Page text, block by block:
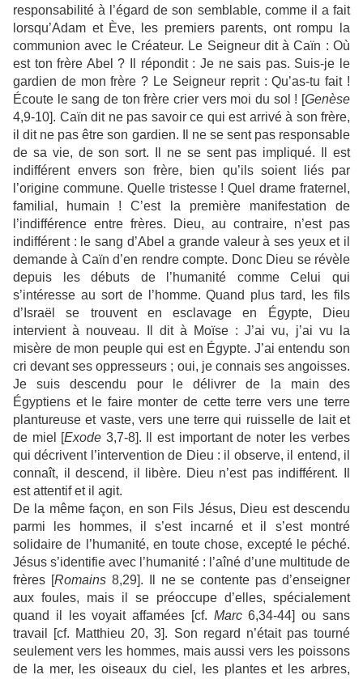
responsabilité à l’égard de son semblable, comme il a fait
lorsqu’Adam et Ève, les premiers parents, ont rompu la
communion avec le Créateur. Le Seigneur dit à Caïn : Où
est ton frère Abel ? Il répondit : Je ne sais pas. Suis-je le
gardien de mon frère ? Le Seigneur reprit : Qu’as-tu fait !
Écoute le sang de ton frère crier vers moi du sol ! [Genèse
4,9-10]. Caïn dit ne pas savoir ce qui est arrivé à son frère,
il dit ne pas être son gardien. Il ne se sent pas responsable
de sa vie, de son sort. Il ne se sent pas impliqué. Il est
indifférent envers son frère, bien qu’ils soient liés par
l’origine commune. Quelle tristesse ! Quel drame fraternel,
familial, humain ! C’est la première manifestation de
l’indifférence entre frères. Dieu, au contraire, n’est pas
indifférent : le sang d’Abel a grande valeur à ses yeux et il
demande à Caïn d’en rendre compte. Donc Dieu se révèle
depuis les débuts de l’humanité comme Celui qui
s’intéresse au sort de l’homme. Quand plus tard, les fils
d’Israël se trouvent en esclavage en Égypte, Dieu
intervient à nouveau. Il dit à Moïse : J’ai vu, j’ai vu la
misère de mon peuple qui est en Égypte. J’ai entendu son
cri devant ses oppresseurs ; oui, je connais ses angoisses.
Je suis descendu pour le délivrer de la main des
Égyptiens et le faire monter de cette terre vers une terre
plantureuse et vaste, vers une terre qui ruisselle de lait et
de miel [Exode 3,7-8]. Il est important de noter les verbes
qui décrivent l’intervention de Dieu : il observe, il entend, il
connaît, il descend, il libère. Dieu n’est pas indifférent. Il
est attentif et il agit.
De la même façon, en son Fils Jésus, Dieu est descendu
parmi les hommes, il s’est incarné et il s’est montré
solidaire de l’humanité, en toute chose, excepté le péché.
Jésus s’identifie avec l’humanité : l’aîné d’une multitude de
frères [Romains8,29]. Il ne se contente pas d’enseigner
aux foules, mais il se préoccupe d’elles, spécialement
quand il les voyait affamées [cf. Marc6,34-44] ou sans
travail [cf. Matthieu 20, 3]. Son regard n’était pas tourné
seulement vers les hommes, mais aussi vers les poissons
de la mer, les oiseaux du ciel, les plantes et les arbres,